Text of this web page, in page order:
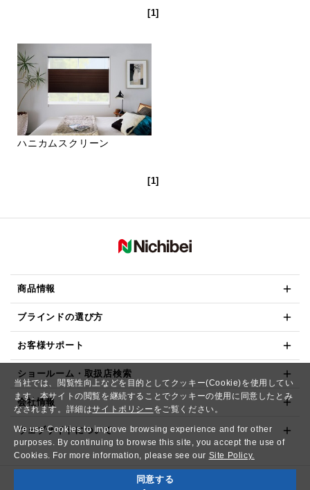
当社では、閲覧性向上などを目的としてクッキー(Cookie)を使用してい
ます。本サイトの閲覧を継続することでクッキーの使用に同意したとみ
なされます。詳細はサイトポリシー をご覧ください。
We use Cookies to improve browsing experience and for other
purposes. By continuing to browse this site, you accept the use of
Cookies. For more information, please see our Site Policy.
同意する
[1]
ハニカムスクリーン
[1]
商品情報
ブラインドの選び方
お客様サポート
ショールーム・取扱店検索
会社情報
ウェブサイトについて
Copyright© NICHIBEI CO.,LTD. All Rights Reserved.